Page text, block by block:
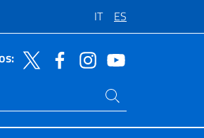
IT ES
sito live